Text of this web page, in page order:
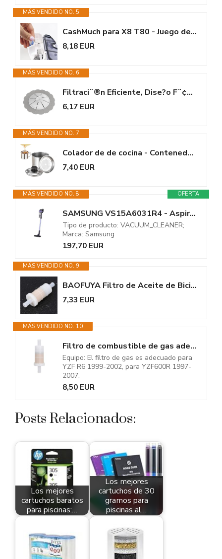
MÁS VENDIDO NO. 5
CashMuch para X8 T80 - Juego de filtros de repuesto ABS HEPA para una...
8,18 EUR
MÁS VENDIDO NO. 6
Filtraci¨®n Eficiente, Dise?o F¨¢CIL de Usar, Protector de Drenaje...
6,17 EUR
MÁS VENDIDO NO. 7
Colador de de cocina - Contenedor de grasa con filtro de malla fina, tanque...
7,40 EUR
OFERTA
MÁS VENDIDO NO. 8
SAMSUNG VS15A6031R4 - Aspirador de barra 150 AW - Aspiraci�n...
Tipo de producto: VACUUM_CLEANER;
Marca: Samsung
197,70 EUR
MÁS VENDIDO NO. 9
BAOFUYA Filtro de Aceite de Bicicleta Bicicleta Motocicleta Alta Eficiencia...
7,33 EUR
MÁS VENDIDO NO. 10
Filtro de combustible de gas adecuado para 99-07, limpiador de...
Equipo: El filtro de gas es adecuado para
YZF R6 1999-2002, para YZF600R 1997-
2007.
8,50 EUR
Posts Relacionados:
Los mejores
cartuchos baratos
para piscinas:…
Los mejores
cartuchos de 30
gramos para
piscinas al…